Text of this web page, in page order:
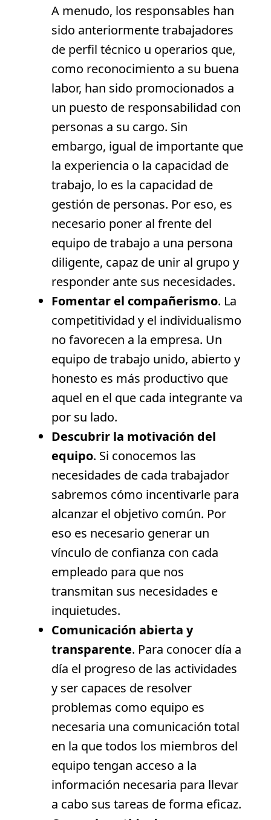
A menudo, los responsables han
sido anteriormente trabajadores
de perfil técnico u operarios que,
como reconocimiento a su buena
labor, han sido promocionados a
un puesto de responsabilidad con
personas a su cargo. Sin
embargo, igual de importante que
la experiencia o la capacidad de
trabajo, lo es la capacidad de
gestión de personas. Por eso, es
necesario poner al frente del
equipo de trabajo a una persona
diligente, capaz de unir al grupo y
responder ante sus necesidades.
Fomentar el compañerismo. La
competitividad y el individualismo
no favorecen a la empresa. Un
equipo de trabajo unido, abierto y
honesto es más productivo que
aquel en el que cada integrante va
por su lado.
Descubrir la motivación del
equipo. Si conocemos las
necesidades de cada trabajador
sabremos cómo incentivarle para
alcanzar el objetivo común. Por
eso es necesario generar un
vínculo de confianza con cada
empleado para que nos
transmitan sus necesidades e
inquietudes.
Comunicación abierta y
transparente. Para conocer día a
día el progreso de las actividades
y ser capaces de resolver
problemas como equipo es
necesaria una comunicación total
en la que todos los miembros del
equipo tengan acceso a la
información necesaria para llevar
a cabo sus tareas de forma eficaz.